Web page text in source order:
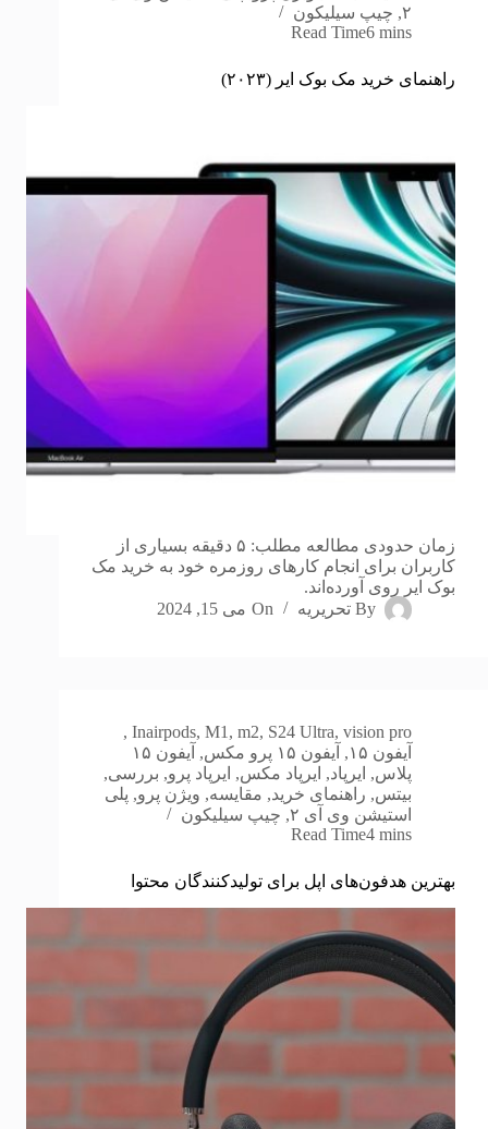
۲, چیپ سیلیکون
Read Time6 mins
راهنمای خرید مک بوک ایر (۲۰۲۳)
زمان حدودی مطالعه مطلب: ۵ دقیقه بسیاری از
کاربران برای انجام کارهای روزمره خود به خرید مک
بوک ایر روی آورده‌اند.
By تحریریه On می 15, 2024
Inairpods, M1 , m2, S24 Ultra, vision pro
,
آیفون ۱۵
, آیفون ۱۵ پرو مکس ,
آیفون ۱۵
پلاس, ایرپاد, ایرپاد مکس, ایرپاد پرو, بررسی,
بیتس, راهنمای خرید, مقایسه, ویژن پرو, پلی
استیشن وی آی ۲
, چیپ سیلیکون
Read Time4 mins
بهترین هدفون‌های اپل برای تولیدکنندگان محتوا